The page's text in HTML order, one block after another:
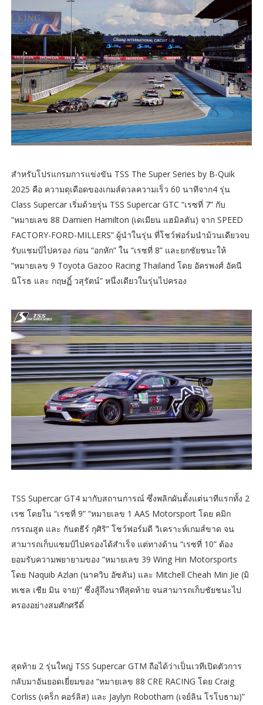
สำหรับโปรแกรมการแข่งขัน TSS The Super Series by B-Quik
2025 คือ ความดุเดือดของเกมส์ดวลความเร็ว 60 นาทีจาก4 รุ่น
Class Supercar เริ่มด้วยรุ่น TSS Supercar GTC “เรซที่ 7” กับ
“หมายเลข 88 Damien Hamilton (เดเมียน แฮมิลตัน) จาก SPEED
FACTORY-FORD-MILLERS” ผู้นำในรุ่น ที่โชว์ฟอร์มนำม้วนเดียวจบ
รับแชมป์ไปครอง ก่อน “อกหัก” ใน “เรซที่ 8” และยกชัยชนะให้
“หมายเลข 9 Toyota Gazoo Racing Thailand โดย อัครพงศ์ อัคนี
นิโรธ และ กฤษฏิ์ วสุรัตน์” หนึ่งเดียวในรุ่นไปครอง
TSS Supercar GT4 มากับสถานการณ์ ซึ่งพลิกผันตั้งแต่นาทีแรกทั้ง 2
เรซ โดยใน “เรซที่ 9” “หมายเลข 1 AAS Motorsport โดย คมิก
กรรณสูต และ กันตธีร์ กุศิริ” โชว์ฟอร์มดี วิเคราะห์เกมส์ขาด จน
สามารถเก็บแชมป์ไปครองได้สำเร็จ แต่ทางด้าน “เรซที่ 10” ต้อง
ยอมรับความพยายามของ “หมายเลข 39 Wing Hin Motorsports
โดย Naquib Azlan (นาควิบ อัซลัน) และ Mitchell Cheah Min Jie (มิ
ทเชล เชีย มิน จาย)” ซึ่งสู้ถึงนาทีสุดท้าย จนสามารถเก็บชัยชนะไป
ครองอย่างสมศักศรีดิ์
สุดท้าย 2 รุ่นใหญ่ TSS Supercar GTM ถือได้ว่าเป็นเวทีเปิดตัวการ
กลับมาอันยอดเยี่ยมของ “หมายเลข 88 CRE RACING โดย Craig
Corliss (เคร็ก คอร์ลิส) และ Jaylyn Robotham (เจย์ลิน โรโบธาม)”